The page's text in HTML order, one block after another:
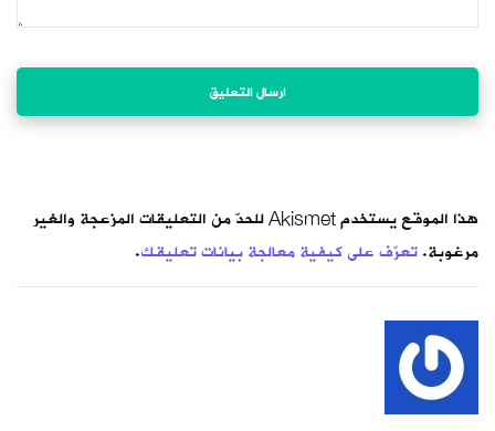
هذا الموقع يستخدم Akismet للحدّ من التعليقات المزعجة والغير
مرغوبة.تعرّف على كيفية معالجة بيانات تعليقك.